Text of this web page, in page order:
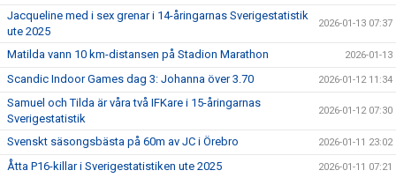
Jacqueline med i sex grenar i 14-åringarnas Sverigestatistik
ute 2025
2026-01-13 07:37
Matilda vann 10 km-distansen på Stadion Marathon 2026-01-13
Scandic Indoor Games dag 3: Johanna över 3.70 2026-01-12 11:34
Samuel och Tilda är våra två IFKare i 15-åringarnas
Sverigestatistik
2026-01-12 07:30
Svenskt säsongsbästa på 60m av JC i Örebro 2026-01-11 23:02
Åtta P16-killar i Sverigestatistiken ute 2025 2026-01-11 07:21